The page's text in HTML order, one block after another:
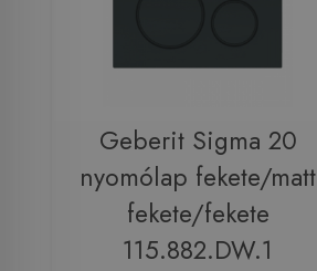
Geberit Sigma 20
nyomólap fekete/matt
fekete/fekete
115.882.DW.1